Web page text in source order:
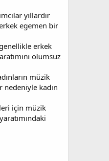
yıllardır
egemen bir
erkek
olumsuz
müzik
nedeniyle kadın
için müzik